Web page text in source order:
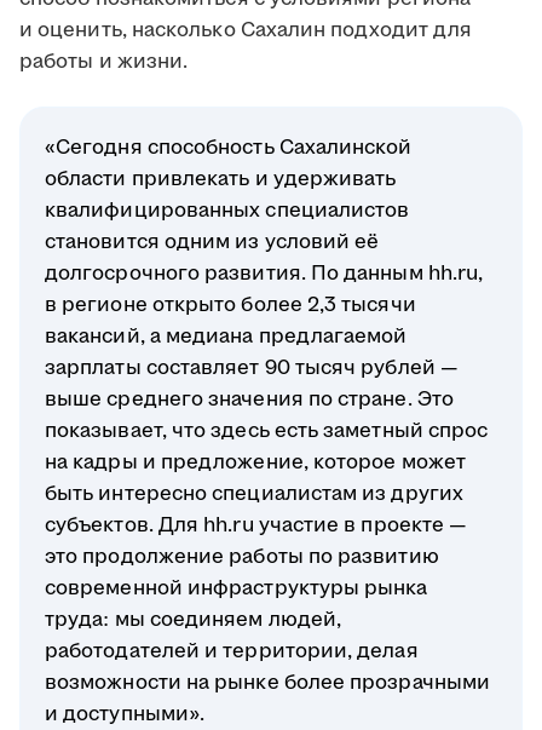
и оценить, насколько Сахалин подходит для
работы и жизни.
«Сегодня способность Сахалинской
области привлекать и удерживать
квалифицированных специалистов
становится одним из условий её
долгосрочного развития. По данным hh.ru,
в регионе открыто более 2,3 тысячи
вакансий, а медиана предлагаемой
зарплаты составляет 90 тысяч рублей —
выше среднего значения по стране. Это
показывает, что здесь есть заметный спрос
на кадры и предложение, которое может
быть интересно специалистам из других
субъектов. Для hh.ru участие в проекте —
это продолжение работы по развитию
современной инфраструктуры рынка
труда: мы соединяем людей,
работодателей и территории, делая
возможности на рынке более прозрачными
и доступными».